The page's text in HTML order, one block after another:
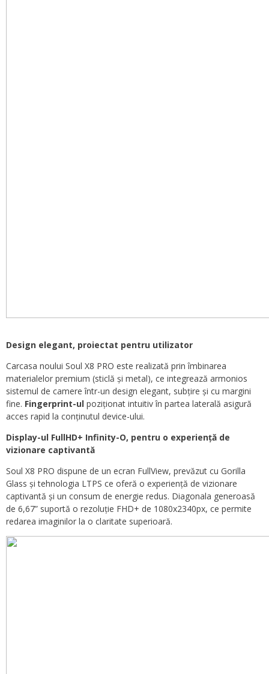
Design elegant, proiectat pentru utilizator
Carcasa noului Soul X8 PRO este realizată prin îmbinarea
materialelor premium (sticlă și metal), ce integrează armonios
sistemul de camere într-un design elegant, subțire și cu margini
fine. Fingerprint-ul poziționat intuitiv în partea laterală asigură
acces rapid la conținutul device-ului.
Display-ul FullHD+ Infinity-O, pentru o experiență de
vizionare captivantă
Soul X8 PRO dispune de un ecran FullView, prevăzut cu Gorilla
Glass și tehnologia LTPS ce oferă o experiență de vizionare
captivantă și un consum de energie redus. Diagonala generoasă
de 6,67” suportă o rezoluție FHD+ de 1080x2340px, ce permite
redarea imaginilor la o claritate superioară.